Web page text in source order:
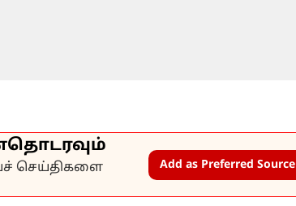
செய்திகளை
Add as Preferred Source